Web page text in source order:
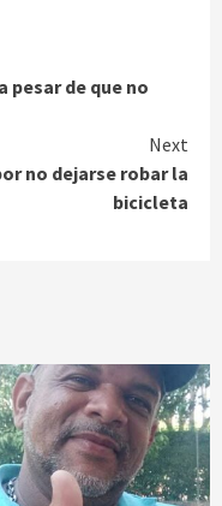
de que no
Next
no dejarse robar la
bicicleta